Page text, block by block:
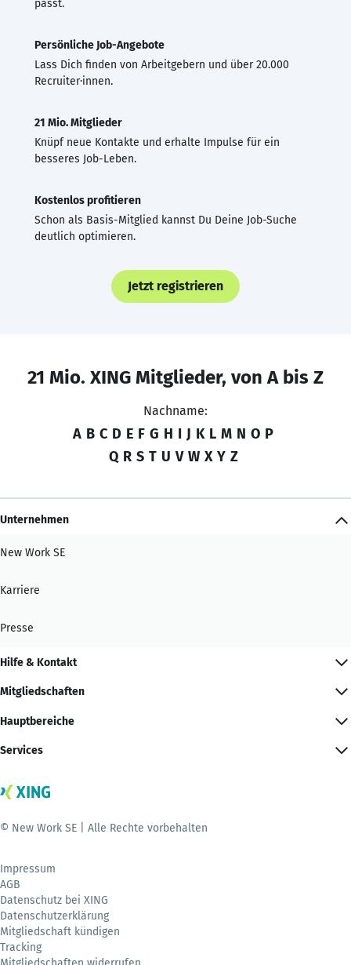
passt.
Persönliche Job-Angebote
Lass Dich finden von Arbeitgebern und über 20.000
Recruiter·innen.
21 Mio. Mitglieder
Knüpf neue Kontakte und erhalte Impulse für ein
besseres Job-Leben.
Kostenlos profitieren
Schon als Basis-Mitglied kannst Du Deine Job-Suche
deutlich optimieren.
Jetzt registrieren
21 Mio. XING Mitglieder, von A bis Z
Nachname:
A B C D E F G H I J K L M N O P
Q R S T U V W X Y Z
Unternehmen
New Work SE
Karriere
Presse
Hilfe & Kontakt
Mitgliedschaften
Hauptbereiche
Services
© New Work SE | Alle Rechte vorbehalten
Impressum
AGB
Datenschutz bei XING
Datenschutzerklärung
Mitgliedschaft kündigen
Tracking